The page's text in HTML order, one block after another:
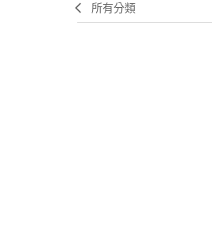
所有分類